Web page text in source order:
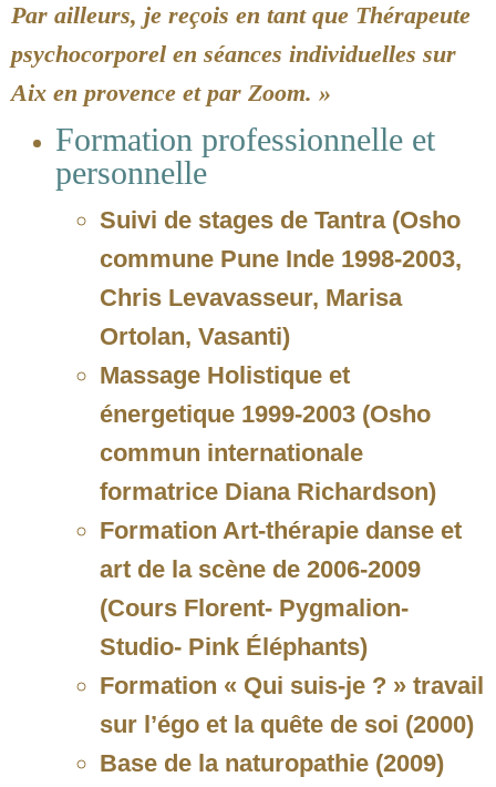
Par ailleurs, je reçois en tant que Thérapeute
psychocorporel en séances individuelles sur
Aix en provence et par Zoom. »
Formation professionnelle et
personnelle
Suivi de stages de Tantra (Osho
commune Pune Inde 1998-2003,
Chris Levavasseur, Marisa
Ortolan, Vasanti)
Massage Holistique et
énergetique 1999-2003 (Osho
commun internationale
formatrice Diana Richardson)
Formation Art-thérapie danse et
art de la scène de 2006-2009
(Cours Florent- Pygmalion-
Studio- Pink Éléphants)
Formation « Qui suis-je ? » travail
sur l’égo et la quête de soi (2000)
Base de la naturopathie (2009)